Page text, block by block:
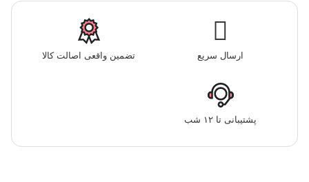
ارسال سریع تضمین واقعی اصالت کالا
پشتیبانی تا ۱۲ شب